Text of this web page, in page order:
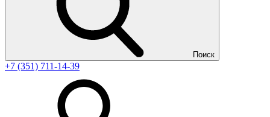
Поиск
+7 (351) 711-14-39